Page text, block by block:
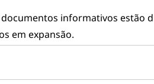
informativos estão
em expansão.